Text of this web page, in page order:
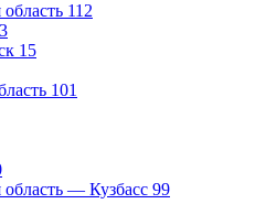
112
15
101
область — Кузбасс 99